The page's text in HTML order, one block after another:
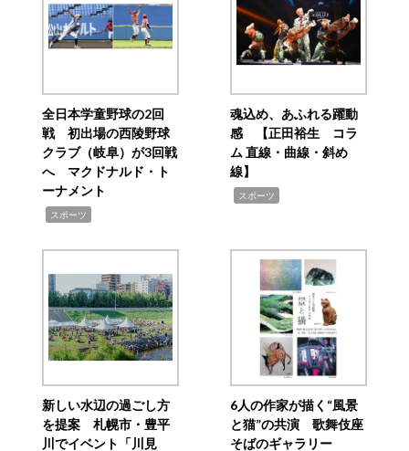
全日本学童野球の2回
戦 初出場の西陵野球
クラブ（岐阜）が3回戦
へ マクドナルド・ト
ーナメント
スポーツ
魂込め、あふれる躍動
感 【正田裕生 コラ
ム 直線・曲線・斜め
線】
スポーツ
新しい水辺の過ごし方
を提案 札幌市・豊平
川でイベント「川見
6人の作家が描く“風景
と猫”の共演 歌舞伎座
そばのギャラリー